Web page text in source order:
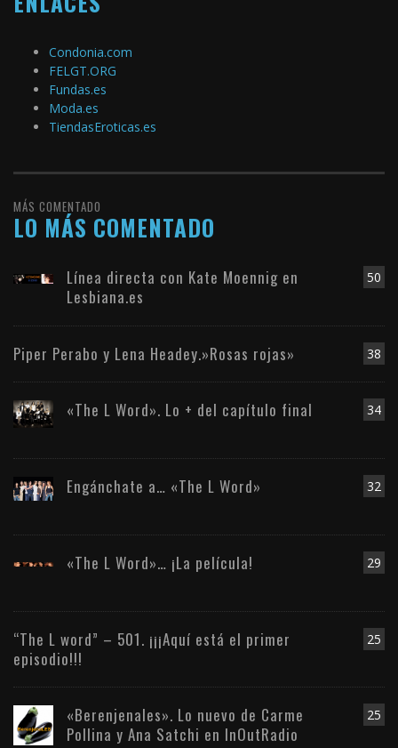
Condonia.com
FELGT.ORG
Fundas.es
Moda.es
TiendasEroticas.es
MÁS COMENTADO
LO MÁS COMENTADO
50
Línea directa con Kate Moennig en
Lesbiana.es
38
Piper Perabo y Lena Headey.»Rosas rojas»
34
«The L Word». Lo + del capítulo final
32
Engánchate a… «The L Word»
29
«The L Word»… ¡La película!
25
“The L word” – 501. ¡¡¡Aquí está el primer
episodio!!!
25
«Berenjenales». Lo nuevo de Carme
Pollina y Ana Satchi en InOutRadio